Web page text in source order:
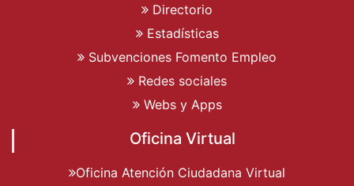
Directorio
Estadísticas
Subvenciones Fomento Empleo
Redes sociales
Webs y Apps
Oficina Virtual
Oficina Atención Ciudadana Virtual